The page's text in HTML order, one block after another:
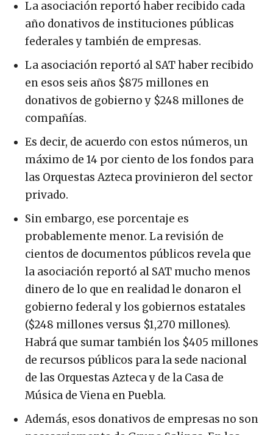
La asociación reportó haber recibido cada
año donativos de instituciones públicas
federales y también de empresas.
La asociación reportó al SAT haber recibido
en esos seis años $875 millones en
donativos de gobierno y $248 millones de
compañías.
Es decir, de acuerdo con estos números, un
máximo de 14 por ciento de los fondos para
las Orquestas Azteca provinieron del sector
privado.
Sin embargo, ese porcentaje es
probablemente menor. La revisión de
cientos de documentos públicos revela que
la asociación reportó al SAT mucho menos
dinero de lo que en realidad le donaron el
gobierno federal y los gobiernos estatales
($248 millones versus $1,270 millones).
Habrá que sumar también los $405 millones
de recursos públicos para la sede nacional
de las Orquestas Azteca y de la Casa de
Música de Viena en Puebla.
Además, esos donativos de empresas no son